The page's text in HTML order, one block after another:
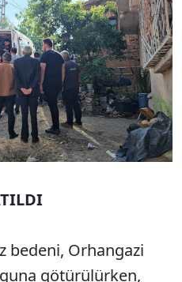
bedeni, Orhangazi
götürülürken,